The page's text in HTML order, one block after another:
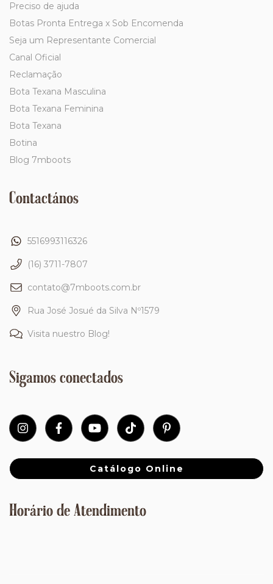
Preciso de ajuda
Botas Pronta Entrega x Sob Encomenda
Seja um Representante Comercial
Canal Oficial
Reclamação
Bota Texana Masculina
Bota Texana Feminina
Bota Texana
Botina
Blog 7mboots
Contactános
5516993116326
(16) 3711-7807
contato@7mboots.com.br
Rua José Josué da Silva Nº1579
Visita nuestro Blog!
Sigamos conectados
Catálogo Online
Horário de Atendimento